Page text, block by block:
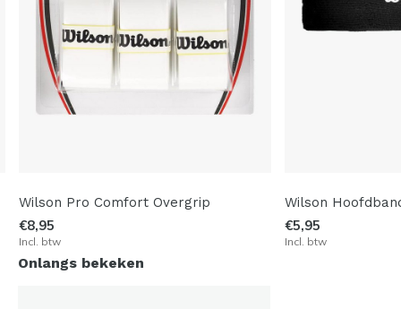
Wilson Pro Comfort Overgrip
€8,95
Incl. btw
Wilson
€5,95
Incl. btw
Onlangs bekeken